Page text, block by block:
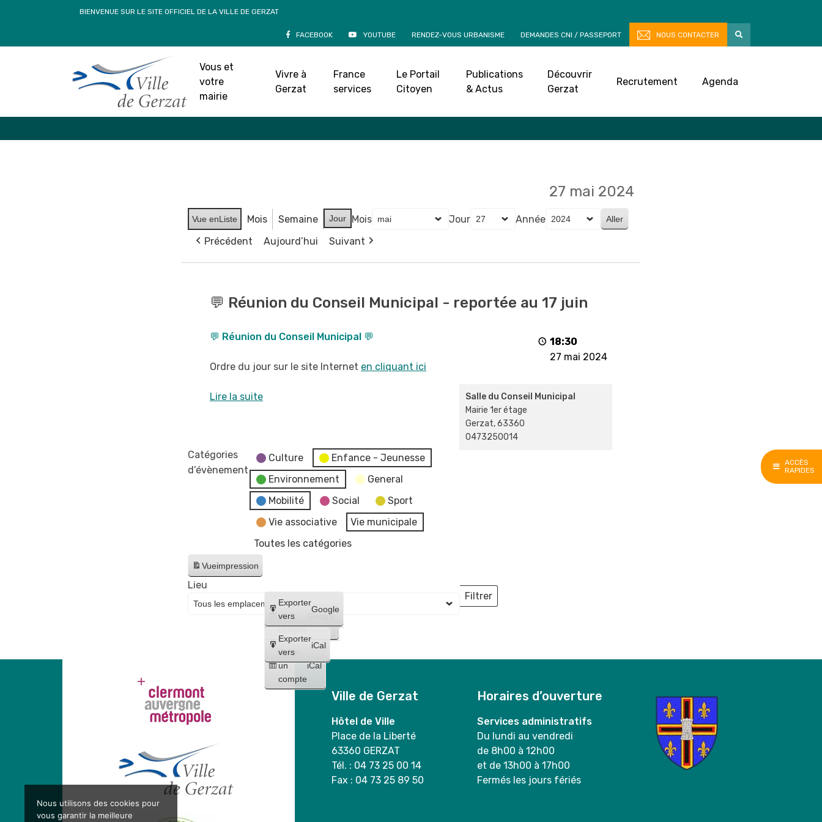
ACCÈS
RAPIDES
BIENVENUE SUR LE SITE OFFICIEL DE LA VILLE DE GERZAT
FACEBOOK YOUTUBE RENDEZ-VOUS URBANISME DEMANDES CNI / PASSEPORT NOUS CONTACTER
Vous et
votre
mairie
Vivre à
Gerzat
France
services
Le Portail
Citoyen
Publications
& Actus
Découvrir
Gerzat
Recrutement Agenda
Accueil»Agenda
27 mai 2024
Vue enListe Mois Semaine Jour Mois Jour
Année
Précédent
Aujourd’hui Suivant
Réunion
Municipal
reportée
💬 Réunion du Conseil Municipal - reportée au 17 juin
18:30
27 mai 2024
💬 Réunion du Conseil Municipal 💬
Ordre du jour sur le site Internet en cliquant ici
Salle du Conseil Municipal
Mairie 1er étage
Gerzat,63360
0473250014
Lire la suite
Catégories
d’évènement
Culture
Enfance - Jeunesse
Environnement
General
Mobilité
Social
Sport
Vie associative
Vie municipale
Toutes les catégories
Vueimpression
Créer
un
compte
Google
Créer
un
compte
iCal
Exporter
vers
Google
Exporter
vers
iCal
Lieu
Filtrer
Lieux
Ville de Gerzat
Hôtel de Ville
Place de la Liberté
63360 GERZAT
Tél. : 04 73 25 00 14
Fax : 04 73 25 89 50
Horaires d’ouverture
Services administratifs
Du lundi au vendredi
de 8h00 à 12h00
et de 13h00 à 17h00
Fermés les jours fériés
Nous utilisons des cookies pour
vous garantir la meilleure